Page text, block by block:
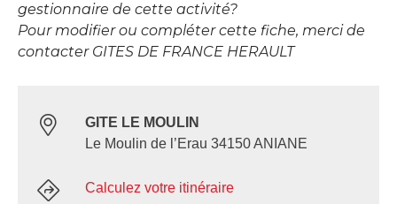
gestionnaire de cette activité?
Pour modifier ou compléter cette fiche, merci de
contacter GITES DE FRANCE HERAULT
GITE LE MOULIN
Le Moulin de l’Erau 34150 ANIANE
Calculez votre itinéraire